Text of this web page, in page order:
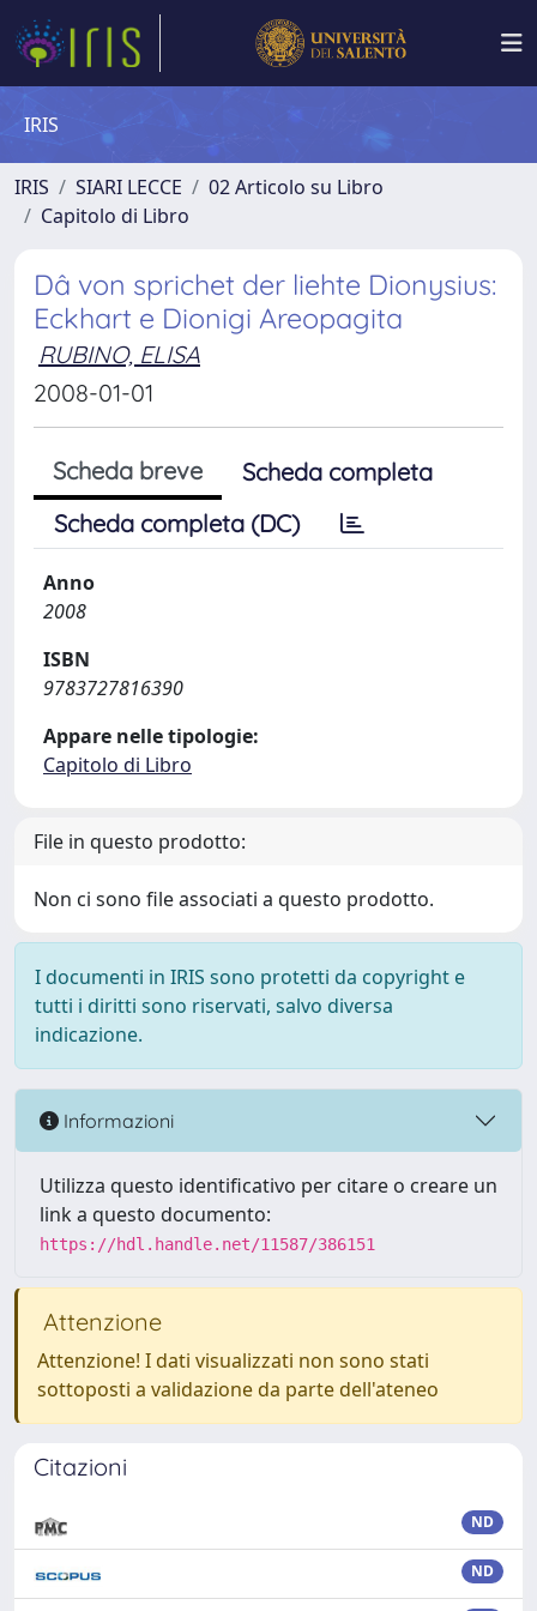
IRIS
IRIS SIARI LECCE
02 Articolo su Libro
Capitolo di Libro
Dâ von sprichet der liehte Dionysius:
Eckhart e Dionigi Areopagita
RUBINO, ELISA
2008-01-01
Scheda breve
Scheda completa
Scheda completa (DC)
Anno
2008
ISBN
9783727816390
Appare nelle tipologie:
Capitolo di Libro
File in questo prodotto:
Non ci sono file associati a questo prodotto.
I documenti in IRIS sono protetti da copyright e
tutti i diritti sono riservati, salvo diversa
indicazione.
Informazioni
Utilizza questo identificativo per citare o creare un
link a questo documento:
https://hdl.handle.net/11587/386151
Attenzione
Attenzione! I dati visualizzati non sono stati
sottoposti a validazione da parte dell'ateneo
Citazioni
ND
ND